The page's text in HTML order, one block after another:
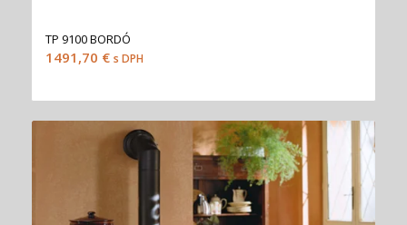
TP 9100 BORDÓ
1491,70 € s DPH